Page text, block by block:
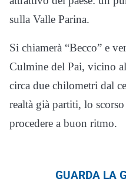
sulla Valle Parina.
Si chiamerà “Becco” e
Culmine del Pai, vicino
circa due chilometri dal
realtà già partiti, lo
procedere a buon ritmo.
GUARDA LA